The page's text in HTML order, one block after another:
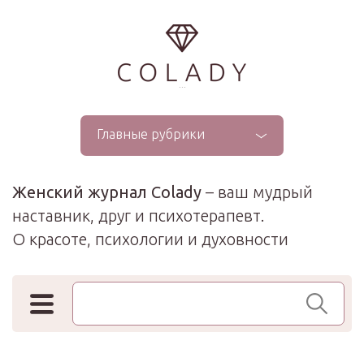
...
Главные рубрики
Женский журнал Colady – ваш мудрый
наставник, друг и психотерапевт.
О красоте, психологии и духовности
Поиск по сайту